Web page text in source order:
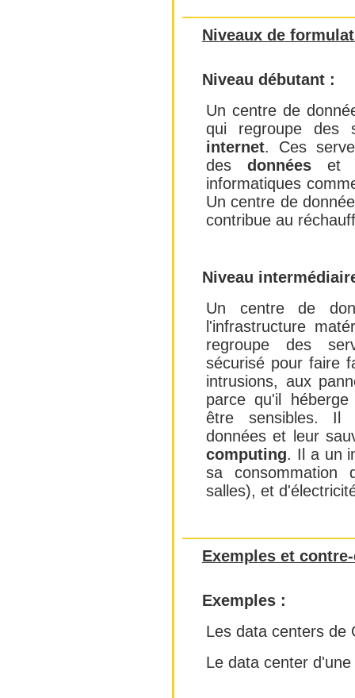
Niveaux de
Niveau débutant :
Un centre de
qui regroupe des
internet. Ces
desdonnées et
informatiques
Un centre de
contribue au
Niveau
Un centre de
l'infrastructure
regroupe des
sécurisé pour faire
intrusions, aux
parce qu'il
être sensibles. Il
données et leur
computing. Il a un
sa consommation
salles), et
Exemples et
Exemples :
Les data centers de
Le data center